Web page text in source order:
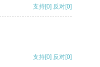
支持[0] 反对[0]
支持[0] 反对[0]